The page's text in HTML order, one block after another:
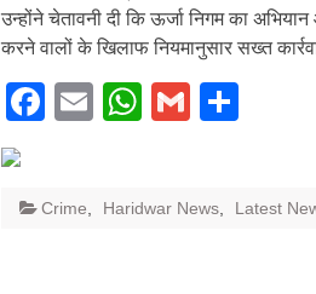
उन्होंने चेतावनी दी कि ऊर्जा निगम का
करने वालों के खिलाफ नियमानुसार सख्त
Facebook
EmailWhatsApp
Gmail
Crime Haridwar News Latest